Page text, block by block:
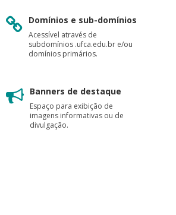
Domínios e sub-domínios
Acessível através de
subdomínios .ufca.edu.br e/ou
domínios primários.
Banners de destaque
Espaço para exibição de
imagens informativas ou de
divulgação.